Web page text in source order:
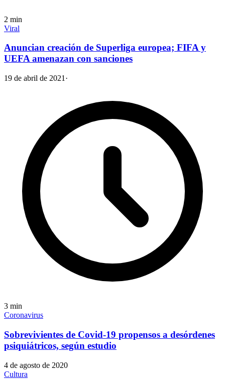
2 min
Viral
Anuncian creación de Superliga europea; FIFA y
UEFA amenazan con sanciones
19 de abril de 2021 ·
3 min
Coronavirus
Sobrevivientes de Covid-19 propensos a desórdenes
psiquiátricos, según estudio
4 de agosto de 2020
Cultura